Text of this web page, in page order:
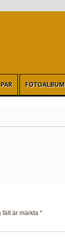
FOTOALBUM
fält är märkta *